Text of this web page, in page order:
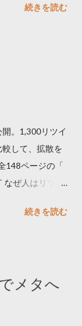
続きを読む
。1,300リツイ
して、拡散を
148ページの「
なぜ人はリツイ
人は16の熱量
kakusan
続きを読む
メタへ